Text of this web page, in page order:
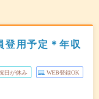
登用予定＊年収
日が休み WEB登録OK